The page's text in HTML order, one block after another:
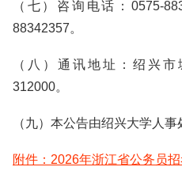
（七）咨询电话：0575-
88342357。
（八）通讯地址：绍兴
312000。
（九）本公告由绍兴大学人事
附件：2026年浙江省公务员